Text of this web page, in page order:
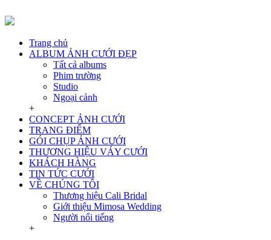
Trang chủ
ALBUM ẢNH CƯỚI ĐẸP
Tất cả albums
Phim trường
Studio
Ngoại cảnh
+
CONCEPT ẢNH CƯỚI
TRANG ĐIỂM
GÓI CHỤP ẢNH CƯỚI
THƯƠNG HIỆU VÁY CƯỚI
KHÁCH HÀNG
TIN TỨC CƯỚI
VỀ CHÚNG TÔI
Thương hiệu Cali Bridal
Giới thiệu Mimosa Wedding
Người nổi tiếng
+